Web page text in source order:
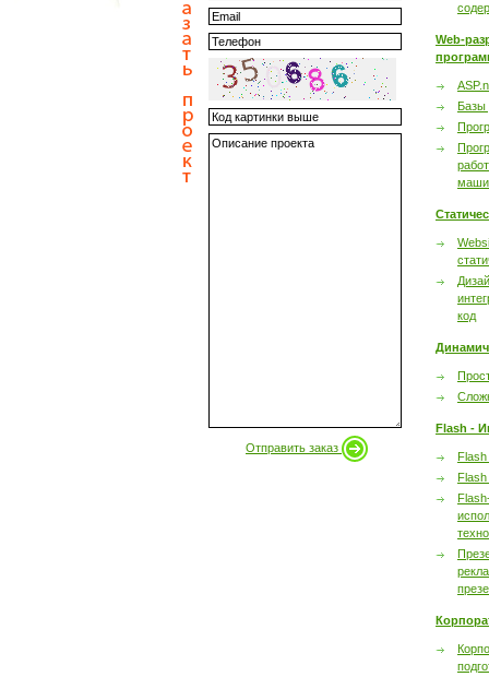
Отправить заказ
Web-
Базы
код
Flash -
Flash